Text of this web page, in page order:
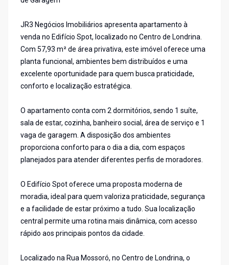
JR3 Negócios Imobiliários apresenta apartamento à
venda no Edifício Spot, localizado no Centro de Londrina.
Com 57,93 m² de área privativa, este imóvel oferece uma
planta funcional, ambientes bem distribuídos e uma
excelente oportunidade para quem busca praticidade,
conforto e localização estratégica.
O apartamento conta com 2 dormitórios, sendo 1 suíte,
sala de estar, cozinha, banheiro social, área de serviço e 1
vaga de garagem. A disposição dos ambientes
proporciona conforto para o dia a dia, com espaços
planejados para atender diferentes perfis de moradores.
O Edifício Spot oferece uma proposta moderna de
moradia, ideal para quem valoriza praticidade, segurança
e a facilidade de estar próximo a tudo. Sua localização
central permite uma rotina mais dinâmica, com acesso
rápido aos principais pontos da cidade.
Localizado na Rua Mossoró, no Centro de Londrina, o